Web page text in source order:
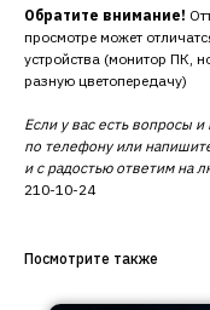
Обратите внимание!
просмотре может
устройства (монитор ПК,
разную цветопередачу)
Если у вас есть вопросы
по телефону или
и с радостью ответим на
210-10-24
Посмотрите также